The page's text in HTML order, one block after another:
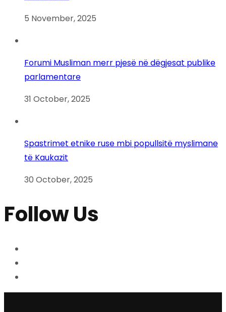
5 November, 2025
Forumi Musliman merr pjesë në dëgjesat publike
parlamentare
31 October, 2025
Spastrimet etnike ruse mbi popullsitë myslimane
të Kaukazit
30 October, 2025
Follow Us